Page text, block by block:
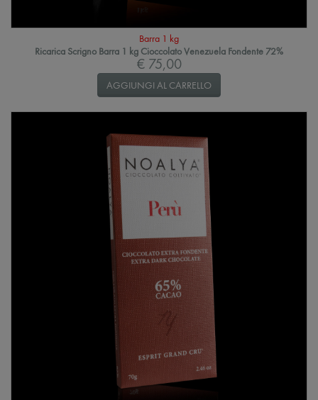
Barra 1 kg
Ricarica Scrigno Barra 1 kg Cioccolato Venezuela Fondente 72%
€ 75,00
AGGIUNGI AL CARRELLO